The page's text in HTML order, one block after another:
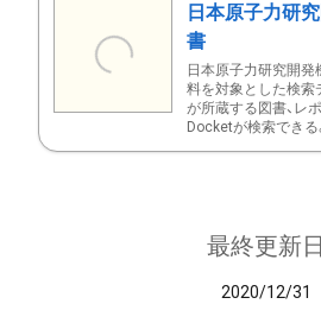
日本原子力研
書
日本原子力研究開
料を対象とした検索
が所蔵する図書、レポ
Docketが検索できる
最終更新日
2020/12/31